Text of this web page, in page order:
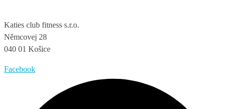
Katies club fitness s.r.o.
Němcovej 28
040 01 Košice
Facebook